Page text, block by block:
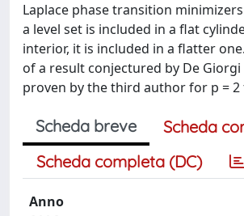
Laplace phase transition
a level set is included in a flat
interior, it is included in a flatter
of a result conjectured by De
proven by the third author for p = 2
Scheda breve
Scheda
Scheda completa (DC)
Anno